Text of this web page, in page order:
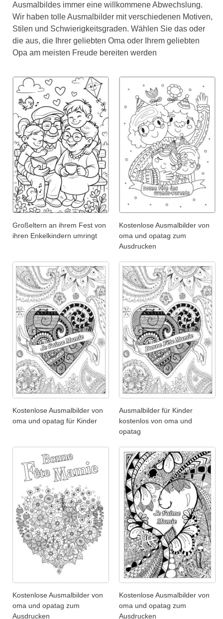
Ausmalbildes immer eine willkommene Abwechslung.
Wir haben tolle Ausmalbilder mit verschiedenen Motiven,
Stilen und Schwierigkeitsgraden. Wählen Sie das oder
die aus, die Ihrer geliebten Oma oder Ihrem geliebten
Opa am meisten Freude bereiten werden
Großeltern an ihrem Fest von
ihren Enkelkindern umringt
Kostenlose Ausmalbilder von
oma und opatag zum
Ausdrucken
Kostenlose Ausmalbilder von
oma und opatag für Kinder
Ausmalbilder für Kinder
kostenlos von oma und
opatag
Kostenlose Ausmalbilder von
oma und opatag zum
Ausdrucken
Kostenlose Ausmalbilder von
oma und opatag zum
Ausdrucken